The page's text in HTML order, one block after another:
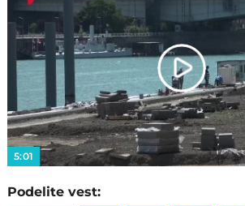
Play
Video
5:01
Podelite vest: